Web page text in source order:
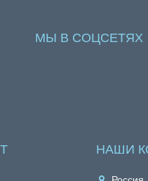
МЫ В СОЦСЕТЯХ
НАШИ